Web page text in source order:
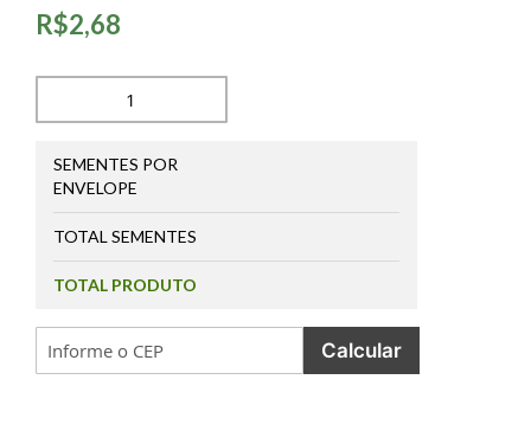
R$2,68
SEMENTES POR
ENVELOPE
TOTAL SEMENTES
TOTAL PRODUTO
Calcular